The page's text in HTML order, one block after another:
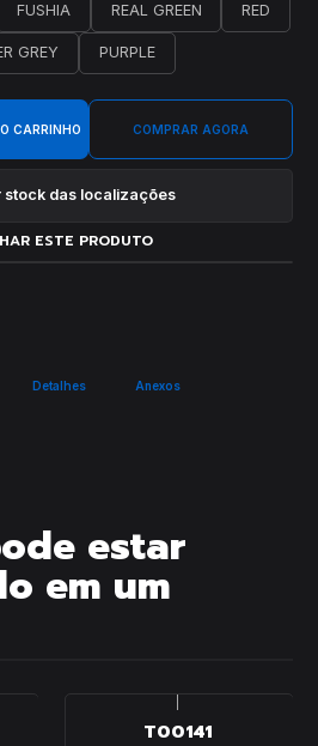
FUSHIA REAL GREEN RED
GREY PURPLE
CARRINHO COMPRAR AGORA
stock das localizações
ESTE PRODUTO
Detalhes Anexos
estar
em um
T00141